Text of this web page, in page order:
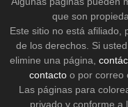
que son
Este sitio no está afiliado,
de los derechos. Si
elimine una página,
contactoo por correo
Las páginas para
privado y conforme a